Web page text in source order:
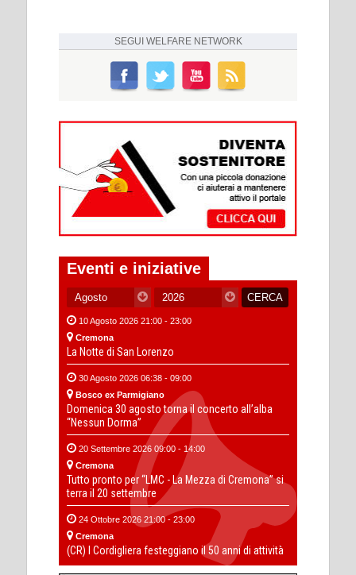
SEGUI WELFARE NETWORK
Eventi e iniziative
10 Agosto 2026 21:00 - 23:00
Cremona
La Notte di San Lorenzo
30 Agosto 2026 06:38 - 09:00
Bosco ex Parmigiano
Domenica 30 agosto torna il concerto all’alba
“Nessun Dorma”
20 Settembre 2026 09:00 - 14:00
Cremona
Tutto pronto per “LMC - La Mezza di Cremona” si
terra il 20 settembre
24 Ottobre 2026 21:00 - 23:00
Cremona
(CR) I Cordigliera festeggiano il 50 anni di attività